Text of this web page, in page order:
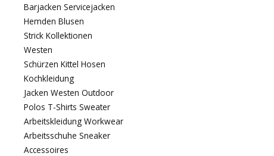
Barjacken Servicejacken
Hemden Blusen
Strick Kollektionen
Westen
Schürzen Kittel Hosen
Kochkleidung
Jacken Westen Outdoor
Polos T-Shirts Sweater
Arbeitskleidung Workwear
Arbeitsschuhe Sneaker
Accessoires